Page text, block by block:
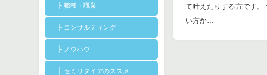
├ 職種・職業
├ コンサルティング
├ ノウハウ
├ セミリタイアのススメ
て叶えたりする方です。
い方か…